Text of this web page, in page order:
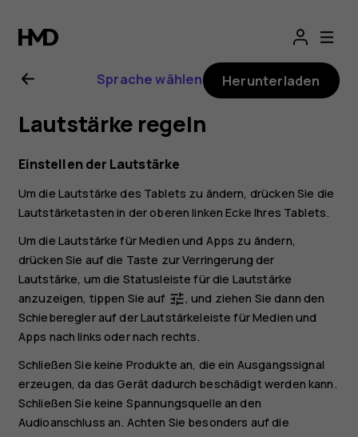
Nokia
T20 Sprache wählen Herunterladen
Lautstärke regeln
Einstellen der Lautstärke
Um die Lautstärke des Tablets zu ändern, drücken Sie die
Lautstärketasten in der oberen linken Ecke Ihres Tablets.
Um die Lautstärke für Medien und Apps zu ändern,
drücken Sie auf die Taste zur Verringerung der
Lautstärke, um die Statusleiste für die Lautstärke
anzuzeigen, tippen Sie auf tune, und ziehen Sie dann den
Schieberegler auf der Lautstärkeleiste für Medien und
Apps nach links oder nach rechts.
Schließen Sie keine Produkte an, die ein Ausgangssignal
erzeugen, da das Gerät dadurch beschädigt werden kann.
Schließen Sie keine Spannungsquelle an den
Audioanschluss an. Achten Sie besonders auf die